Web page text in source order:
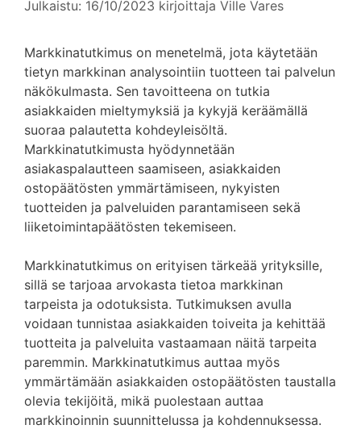
Julkaistu: 16/10/2023 kirjoittaja Ville Vares
Markkinatutkimus on menetelmä, jota käytetään
tietyn markkinan analysointiin tuotteen tai palvelun
näkökulmasta. Sen tavoitteena on tutkia
asiakkaiden mieltymyksiä ja kykyjä keräämällä
suoraa palautetta kohdeyleisöltä.
Markkinatutkimusta hyödynnetään
asiakaspalautteen saamiseen, asiakkaiden
ostopäätösten ymmärtämiseen, nykyisten
tuotteiden ja palveluiden parantamiseen sekä
liiketoimintapäätösten tekemiseen.
Markkinatutkimus on erityisen tärkeää yrityksille,
sillä se tarjoaa arvokasta tietoa markkinan
tarpeista ja odotuksista. Tutkimuksen avulla
voidaan tunnistaa asiakkaiden toiveita ja kehittää
tuotteita ja palveluita vastaamaan näitä tarpeita
paremmin. Markkinatutkimus auttaa myös
ymmärtämään asiakkaiden ostopäätösten taustalla
olevia tekijöitä, mikä puolestaan auttaa
markkinoinnin suunnittelussa ja kohdennuksessa.